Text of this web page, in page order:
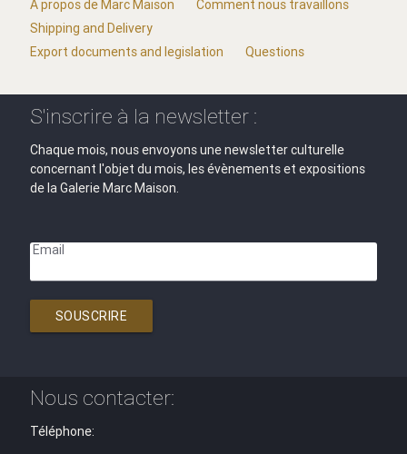
A propos de Marc Maison
Comment nous travaillons
Shipping and Delivery
Export documents and legislation
Questions
S'inscrire à la newsletter :
Chaque mois, nous envoyons une newsletter culturelle
concernant l'objet du mois, les évènements et expositions
de la Galerie Marc Maison.
Email
SOUSCRIRE
Nous contacter:
Téléphone: